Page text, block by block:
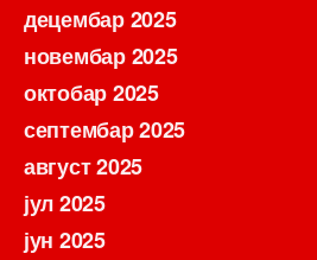
децембар 2025
новембар 2025
октобар 2025
септембар 2025
август 2025
јул 2025
јун 2025